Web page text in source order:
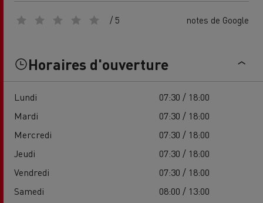
/ 5 notes de Google
Horaires d'ouverture
Lundi
07:30 / 18:00
Mardi
07:30 / 18:00
Mercredi
07:30 / 18:00
Jeudi
07:30 / 18:00
Vendredi
07:30 / 18:00
Samedi
08:00 / 13:00